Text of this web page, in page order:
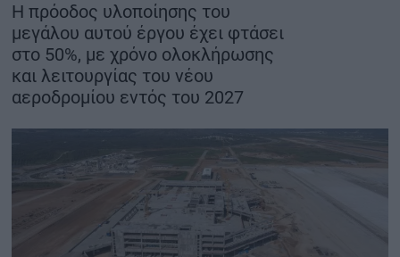
ΜΕΤΑΦΟΡΕΣ - ΗΛΕΚΤΡΟΚΙΝΗΣΗ
ΨΗΦΙΑΚΟΣ ΚΟΣΜΟΣ
ΟΙΚΟΝΟΜΙΑ - ΕΠΙΧΕΙΡΗΣΕΙΣ
MY PROPERTY
ΚΑΡΑΜΠΟΛΕΣ
Η πρόοδος υλοποίησης του
μεγάλου αυτού έργου έχει φτάσει
στο 50%, με χρόνο ολοκλήρωσης
και λειτουργίας του νέου
αεροδρομίου εντός του 2027